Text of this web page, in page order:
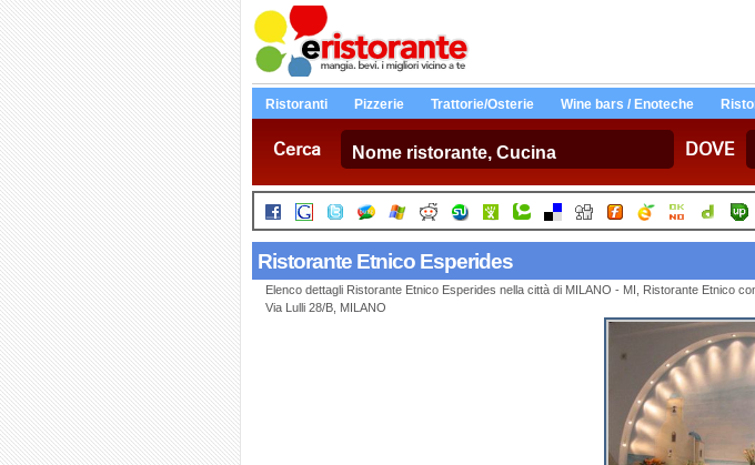
Ristoranti Pizzerie Trattorie/Osterie Wine bars / Enoteche
Cerca DOVE
Ristorante Etnico Esperides
Elenco dettagli Ristorante Etnico Esperides nella città di MILANO - MI, Ristorante Etnico
Via Lulli 28/B, MILANO